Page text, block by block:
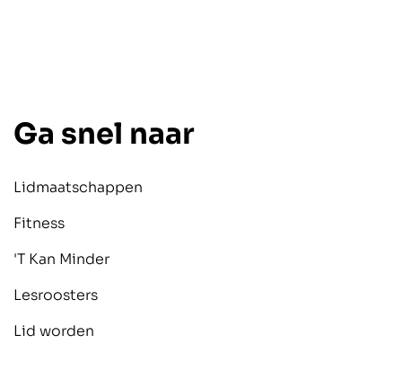
Ga snel naar
Lidmaatschappen
Fitness
'T Kan Minder
Lesroosters
Lid worden